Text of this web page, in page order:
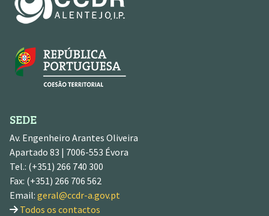
SEDE
Av. Engenheiro Arantes Oliveira
Apartado 83 | 7006-553 Évora
Tel.: (+351) 266 740 300
Fax: (+351) 266 706 562
Email: geral@ccdr-a.gov.pt
Todos os contactos